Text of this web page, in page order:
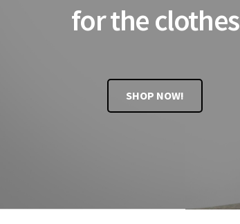
for the clothes
SHOP NOW!